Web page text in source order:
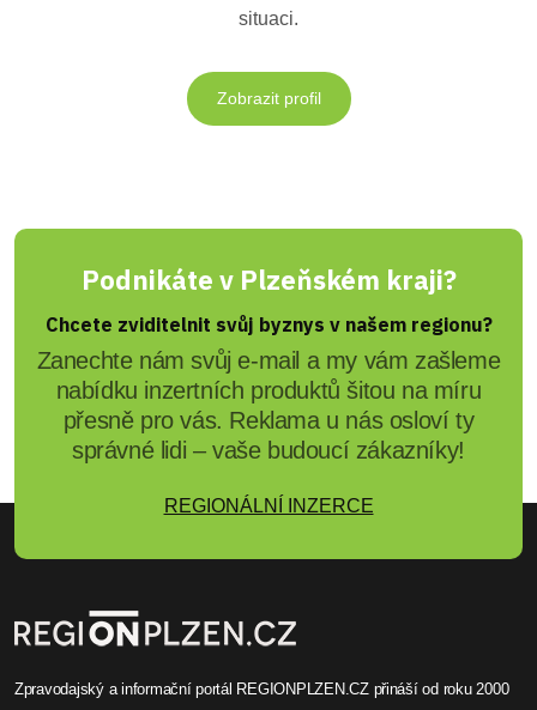
situaci.
Zobrazit profil
Podnikáte v Plzeňském kraji?
Chcete zviditelnit svůj byznys v našem regionu?
Zanechte nám svůj e-mail a my vám zašleme
nabídku inzertních produktů šitou na míru
přesně pro vás. Reklama u nás osloví ty
správné lidi – vaše budoucí zákazníky!
REGIONÁLNÍ INZERCE
Zpravodajský a informační portál REGIONPLZEN.CZ přináší od roku 2000